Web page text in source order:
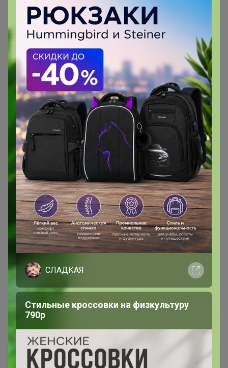
Бонифаций
Серебряный организатор
8 ноября, 2022 14:50
ЛораКуз,
Добрый день, нужно смотреть не статус закупки, а
статус заказа. Статус закупки "завершена" значит лишь
только что сбор заказов завершен а не роздана
закупка. Дрожжи должны приехать к концу этой,
началу следующей недели. Как приедут в этот же день
всё отправим))
1 2
СЛАДКАЯ
Стильные кроссовки на физкультуру
790р